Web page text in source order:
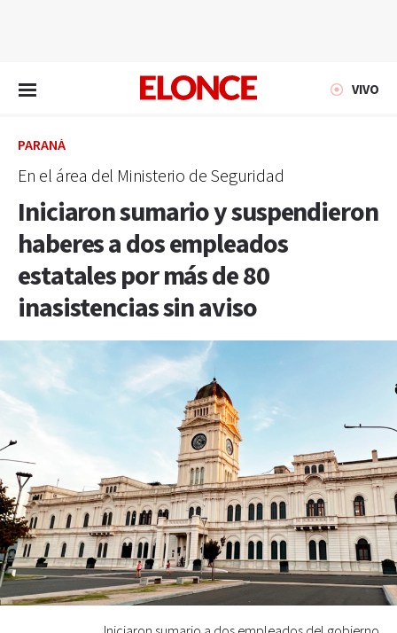
VIVO
PARANÁ
En el área del Ministerio de Seguridad
Iniciaron sumario y suspendieron
haberes a dos empleados
estatales por más de 80
inasistencias sin aviso